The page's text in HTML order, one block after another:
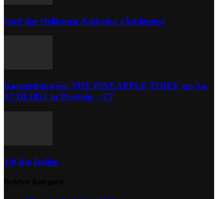
Gott der Heilkunst Asklepios (Äsklepios)
Konzerthinweis: THE PINEAPPLE THIEF am So.
17.10.2021 in Pratteln – Z7
1:0 für Italien